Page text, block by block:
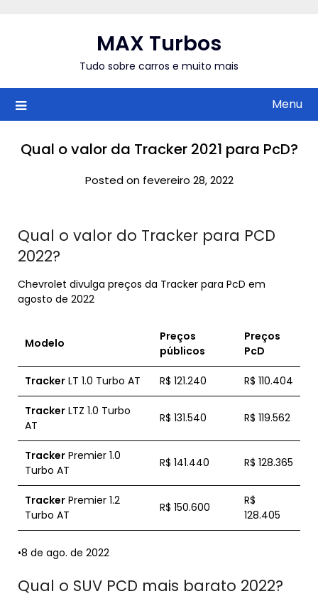
MAX Turbos
Tudo sobre carros e muito mais
Menu
Qual o valor da Tracker 2021 para PcD?
Posted on fevereiro 28, 2022
Qual o valor do Tracker para PCD
2022?
Chevrolet divulga preços da Tracker para PcD em
agosto de 2022
Modelo
Preços
públicos
Preços
PcD
Tracker LT 1.0 Turbo AT R$ 121.240 R$ 110.404
Tracker LTZ 1.0 Turbo
AT
R$ 131.540 R$ 119.562
Tracker Premier 1.0
Turbo AT
R$ 141.440 R$ 128.365
Tracker Premier 1.2
Turbo AT
R$ 150.600
R$
128.405
•8 de ago. de 2022
Qual o SUV PCD mais barato 2022?